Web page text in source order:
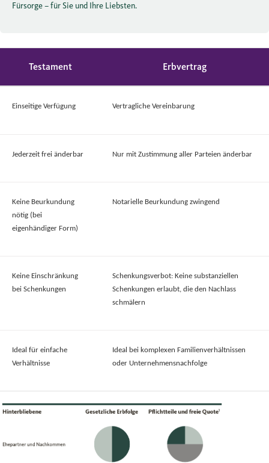
Fürsorge – für Sie und Ihre Liebsten.
Testament Erbvertrag
Einseitige Verfügung Vertragliche Vereinbarung
Jederzeit frei änderbar Nur mit Zustimmung aller Parteien änderbar
Keine Beurkundung
nötig (bei
eigenhändiger Form)
Notarielle Beurkundung zwingend
Keine Einschränkung
bei Schenkungen
Schenkungsverbot: Keine substanziellen
Schenkungen erlaubt, die den Nachlass
schmälern
Ideal für einfache
Verhältnisse
Ideal bei komplexen Familienverhältnissen
oder Unternehmensnachfolge